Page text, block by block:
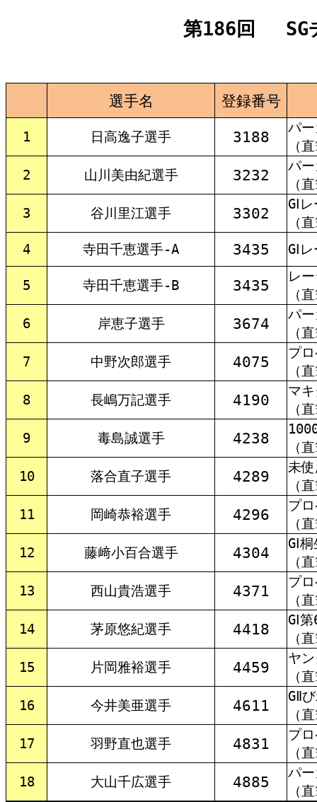
第186回 SG
選手名 登録番号
1 日高逸子選手 3188
パ
（
2
山川美由紀選手 3232
パ
（
3
谷川里江選手 3302
GⅠ
（
4
寺田千恵選手-A 3435 GⅠ
5 寺田千恵選手-B 3435
レ
（
6
岸恵子選手 3674
パ
（
7
中野次郎選手 4075
プ
（
8
長嶋万記選手 4190
マ
（
9
毒島誠選手 4238
（
10
落合直子選手 4289
未
（
11
岡崎恭裕選手 4296
プ
（
12
藤﨑小百合選手 4304
GⅠ
（
13
西山貴浩選手 4371
プ
（
14
茅原悠紀選手 4418
GⅠ
（
15
片岡雅裕選手 4459
ヤ
（
16
今井美亜選手 4611
GⅡ
（
17
羽野直也選手 4831
プ
（
18
大山千広選手 4885
パ
（